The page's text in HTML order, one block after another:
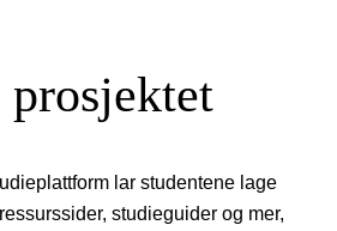
prosjektet
lar studentene lage
studieguider og mer,